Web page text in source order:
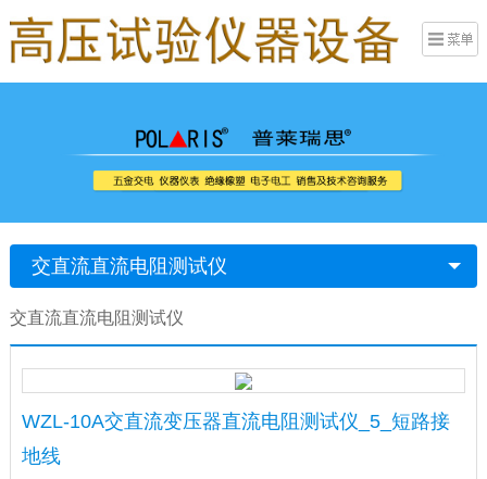
交直流直流电阻测试仪
交直流直流电阻测试仪
WZL-10A交直流变压器直流电阻测试仪_5_短路接
地线